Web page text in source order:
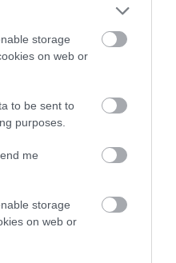
storage
on web or
to be sent to
purposes.
me
storage
on web or